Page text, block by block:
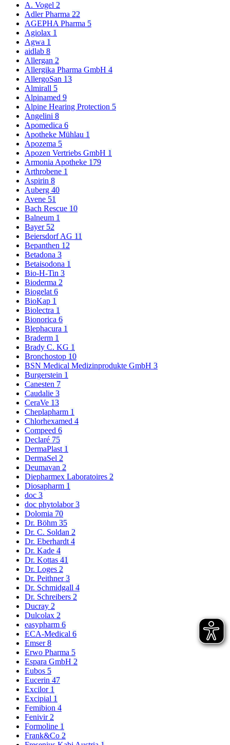
A. Vogel 2
Adler Pharma 22
AGEPHA Pharma 5
Agiolax 1
Agwa 1
aidlab 8
Allergan 2
Allergika Pharma GmbH 4
AllergoSan 13
Almirall 5
Alpinamed 9
Alpine Hearing Protection 5
Angelini 8
Apomedica 6
Apotheke Mühlau 1
Apozema 5
Apozen Vertriebs GmbH 1
Armonia Apotheke 179
Arthrobene 1
Aspirin 8
Auberg 40
Avene 51
Bach Rescue 10
Balneum 1
Bayer 52
Beiersdorf AG 11
Bepanthen 12
Betadona 3
Betaisodona 1
Bio-H-Tin 3
Bioderma 2
Biogelat 6
BioKap 1
Biolectra 1
Bionorica 6
Blephacura 1
Braderm 1
Brady C. KG 1
Bronchostop 10
BSN Medical Medizinprodukte GmbH 3
Burgerstein 1
Canesten 7
Caudalie 3
CeraVe 13
Cheplapharm 1
Chlorhexamed 4
Compeed 6
Declaré 75
DermaPlast 1
DermaSel 2
Deumavan 2
Diepharmex Laboratoires 2
Diosapharm 1
doc 3
doc phytolabor3
Dolomia 70
Dr. Böhm 35
Dr. C. Soldan 2
Dr. Eberhardt 4
Dr. Kade 4
Dr. Kottas 41
Dr. Loges 2
Dr. Peithner3
Dr. Schmidgall 4
Dr. Schreibers 2
Ducray 2
Dulcolax 2
easypharm 6
ECA-Medical 6
Emser8
Erwo Pharma 5
Espara GmbH 2
Eubos 5
Eucerin 47
Excilor 1
Excipial 1
Femibion 4
Fenivir 2
Formoline 1
Frank&Co 2